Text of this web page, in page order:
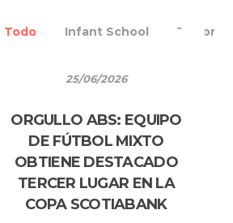
Todo Infant School Junior
25/06/2026
ORGULLO ABS: EQUIPO
DE FÚTBOL MIXTO
OBTIENE DESTACADO
TERCER LUGAR EN LA
COPA SCOTIABANK